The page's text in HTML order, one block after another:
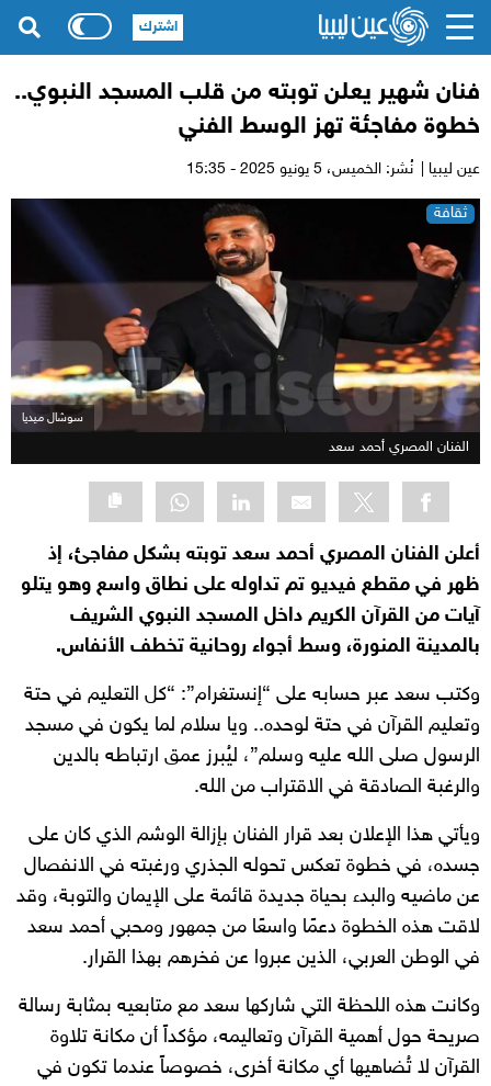
فنان شهير يعلن توبته من قلب المسجد النبوي..
خطوة مفاجئة تهز الوسط الفني
عين ليبيا | نُشر: الخميس،
ثقافة
سوشال ميديا
الفنان المصري أحمد سعد
أعلن الفنان المصري أحمد سعد توبته بشكل مفاجئ، إذ
ظهر في مقطع فيديو تم تداوله على نطاق واسع وهو يتلو
آيات من القرآن الكريم داخل المسجد النبوي الشريف
بالمدينة المنورة، وسط أجواء روحانية تخطف الأنفاس.
وكتب سعد عبر حسابه على “إنستغرام”: “كل التعليم في حتة
وتعليم القرآن في حتة لوحده.. ويا سلام لما يكون في مسجد
الرسول صلى الله عليه وسلم”، ليُبرز عمق ارتباطه بالدين
والرغبة الصادقة في الاقتراب من الله.
ويأتي هذا الإعلان بعد قرار الفنان بإزالة الوشم الذي كان على
جسده، في خطوة تعكس تحوله الجذري ورغبته في الانفصال
عن ماضيه والبدء بحياة جديدة قائمة على الإيمان والتوبة، وقد
لاقت هذه الخطوة دعمًا واسعًا من جمهور ومحبي أحمد سعد
في الوطن العربي، الذين عبروا عن فخرهم بهذا القرار.
وكانت هذه اللحظة التي شاركها سعد مع متابعيه بمثابة رسالة
صريحة حول أهمية القرآن وتعاليمه، مؤكداً أن مكانة تلاوة
القرآن لا تُضاهيها أي مكانة أخرى، خصوصاً عندما تكون في
اشترك